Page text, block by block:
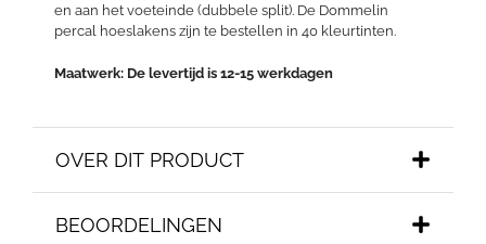
en aan het voeteinde (dubbele split). De Dommelin
percal hoeslakens zijn te bestellen in 40 kleurtinten.
Maatwerk: De levertijd is 12-15 werkdagen
OVER DIT PRODUCT
BEOORDELINGEN